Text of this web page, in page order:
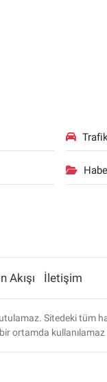
Akışı İletişim
Sitedeki tüm
ortamda